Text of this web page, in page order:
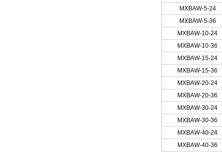
MXBAW-5-24
MXBAW-5-36
MXBAW-10-24
MXBAW-10-36
MXBAW-15-24
MXBAW-15-36
MXBAW-20-24
MXBAW-20-36
MXBAW-30-24
MXBAW-30-36
MXBAW-40-24
MXBAW-40-36